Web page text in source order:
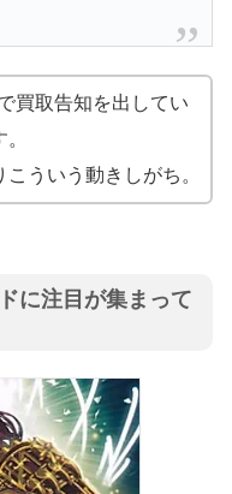
買取告知を出してい
ういう動きしがち。
に注目が集まって